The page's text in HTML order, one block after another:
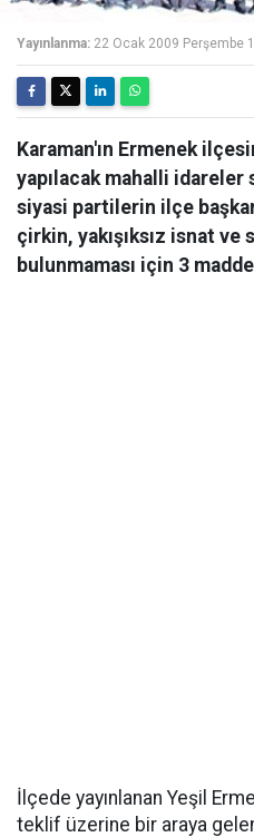
Yayınlanma: 22 Ocak 2009 Perşembe
Karaman'ın Ermenek
yapılacak mahalli idareler
siyasi partilerin ilçe
çirkin, yakışıksız isnat ve
bulunmaması için 3
İlçede yayınlanan Yeşil
teklif üzerine bir araya gelen